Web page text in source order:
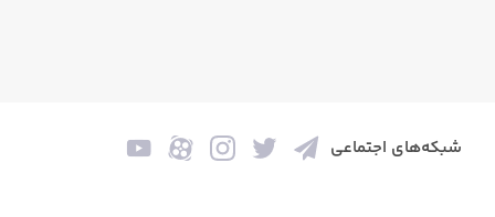
شبکه‌های اجتماعی